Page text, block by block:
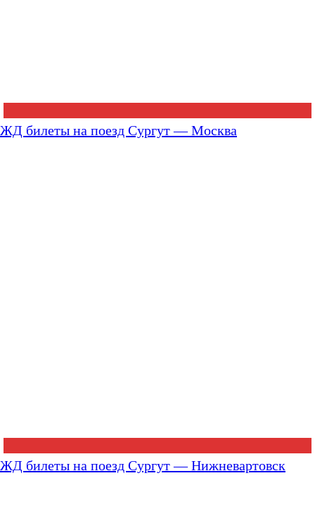
ЖД билеты на поезд Сургут — Москва
ЖД билеты на поезд Сургут — Нижневартовск